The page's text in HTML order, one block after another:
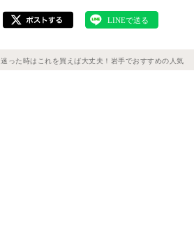
迷った時はこれを買えば大丈夫！岩手でおすすめの人気お